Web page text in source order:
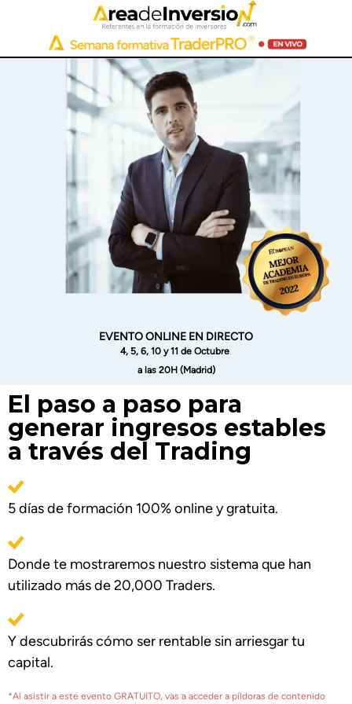
EVENTO ONLINE EN DIRECTO
4, 5, 6, 10 y 11 de Octubre
a las 20H (Madrid)
El paso a paso para
generar ingresos estables
a través del Trading
5 días de formación 100% online y gratuita.
Donde te mostraremos nuestro sistema que han
utilizado más de 20,000 Traders.
Y descubrirás cómo ser rentable sin arriesgar tu
capital.
*Al asistir a este evento GRATUITO, vas a acceder a píldoras de contenido